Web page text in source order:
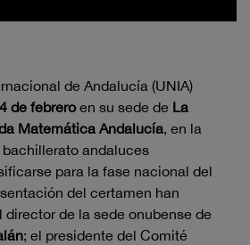
de Andalucía (UNIA)
de febreroen su sede de La
Matemática Andalucía, en la
andaluces
para la fase nacional del
del certamen han
director de la sede onubense de
; el presidente del Comité